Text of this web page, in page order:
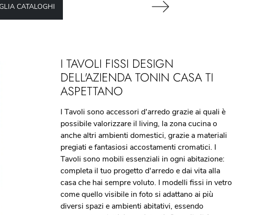
CATALOGHI
I TAVOLI FISSI DESIGN
DELL'AZIENDA TONIN CASA TI
ASPETTANO
I Tavoli sono accessori d'arredo grazie ai quali è
possibile valorizzare il living, la zona cucina o
anche altri ambienti domestici, grazie a materiali
pregiati e fantasiosi accostamenti cromatici. I
Tavoli sono mobili essenziali in ogni abitazione:
completa il tuo progetto d'arredo e dai vita alla
casa che hai sempre voluto. I modelli fissi in vetro
come quello visibile in foto si adattano ai più
diversi spazi e ambienti abitativi, essendo